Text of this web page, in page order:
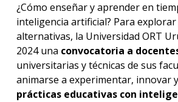
¿Cómo enseñar y aprender en
inteligencia artificial? Para
alternativas, la Universidad ORT
2024 una convocatoria a
universitarias y técnicas de sus
animarse a experimentar, innovar y
prácticas educativas con